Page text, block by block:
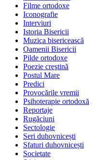
Filme ortodoxe
Iconografie
Interviuri
Istoria Bisericii
Muzica bisericească
Oamenii Bisericii
Pilde ortodoxe
Poezie creştină
Postul Mare
Predici
Provocările vremii
Psihoterapie ortodoxă
Reportaje
Rugăciuni
Sectologie
Seri duhovnicești
Sfaturi duhovnicești
Societate